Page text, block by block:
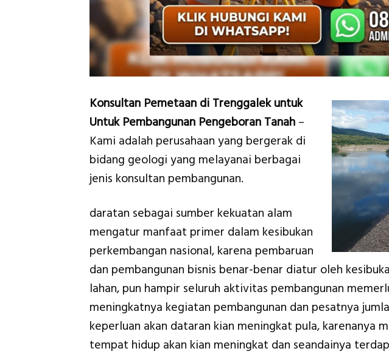
Konsultan Pemetaan di Trenggalek untuk
Untuk Pembangunan Pengeboran Tanah –
Kami adalah perusahaan yang bergerak di
bidang geologi yang melayanai berbagai
jenis konsultan pembangunan.
daratan sebagai sumber kekuatan alam
mengatur manfaat primer dalam kesibukan
perkembangan nasional, karena pembaruan
dan pembangunan bisnis benar-benar diatur oleh
lahan, pun hampir seluruh aktivitas pembangunan
meningkatnya kegiatan pembangunan dan pesatnya
keperluan akan dataran kian meningkat pula, karenanya
tempat hidup akan kian meningkat dan seandainya